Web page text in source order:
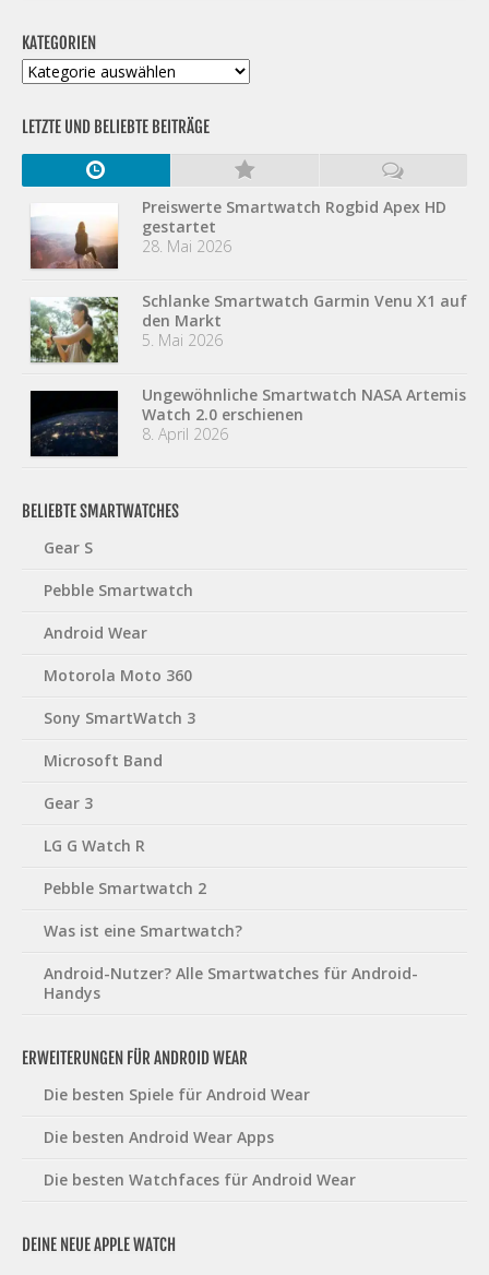
KATEGORIEN
Kategorien
LETZTE UND BELIEBTE BEITRÄGE
Preiswerte Smartwatch Rogbid Apex HD
gestartet
28. Mai 2026
Schlanke Smartwatch Garmin Venu X1 auf
den Markt
5. Mai 2026
Ungewöhnliche Smartwatch NASA Artemis
Watch 2.0 erschienen
8. April 2026
BELIEBTE SMARTWATCHES
Gear S
Pebble Smartwatch
Android Wear
Motorola Moto 360
Sony SmartWatch 3
Microsoft Band
Gear 3
LG G Watch R
Pebble Smartwatch 2
Was ist eine Smartwatch?
Android-Nutzer? Alle Smartwatches für Android-
Handys
ERWEITERUNGEN FÜR ANDROID WEAR
Die besten Spiele für Android Wear
Die besten Android Wear Apps
Die besten Watchfaces für Android Wear
DEINE NEUE APPLE WATCH